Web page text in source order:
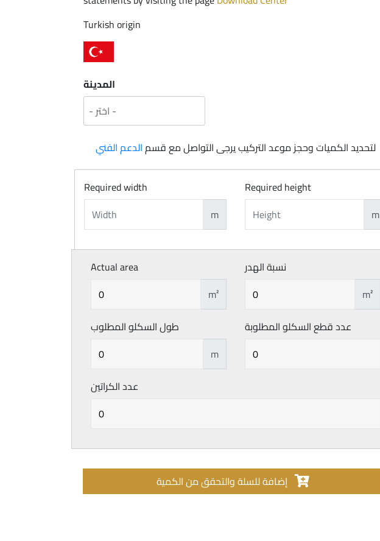
Turkish origin
المدينة
لتحديد الكميات وحجز موعد التركيب يرجى التواصل مع قسمالدعم الفني
Required width
m
Required height
m
Actual area
m²
نسبة الهدر
m²
طول السكلو المطلوب
m
عدد قطع السكلو المطلوبة
عدد الكراتين
إضافة للسلة والتحقق من الكمية